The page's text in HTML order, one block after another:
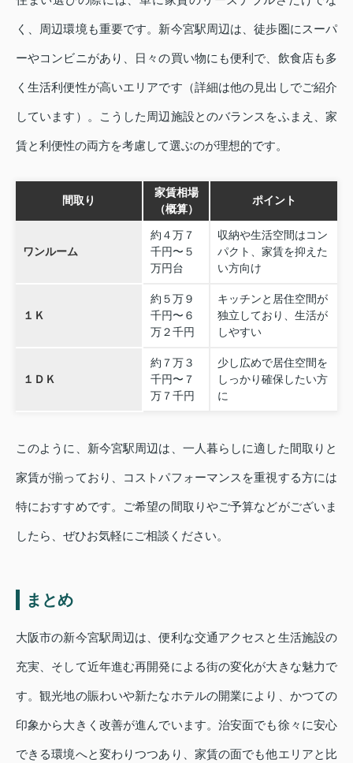
く、周辺環境も重要です。新今宮駅周辺は、徒歩圏にスーパ
ーやコンビニがあり、日々の買い物にも便利で、飲食店も多
く生活利便性が高いエリアです（詳細は他の見出しでご紹介
しています）。こうした周辺施設とのバランスをふまえ、家
賃と利便性の両方を考慮して選ぶのが理想的です。
間取り
家賃相場
（概算）
ポイント
ワンルーム
約４万７
千円〜５
万円台
収納や生活空間はコン
パクト、家賃を抑えた
い方向け
１Ｋ
約５万９
千円〜６
万２千円
キッチンと居住空間が
独立しており、生活が
しやすい
１ＤＫ
約７万３
千円〜７
万７千円
少し広めで居住空間を
しっかり確保したい方
に
このように、新今宮駅周辺は、一人暮らしに適した間取りと
家賃が揃っており、コストパフォーマンスを重視する方には
特におすすめです。ご希望の間取りやご予算などがございま
したら、ぜひお気軽にご相談ください。
まとめ
大阪市の新今宮駅周辺は、便利な交通アクセスと生活施設の
充実、そして近年進む再開発による街の変化が大きな魅力で
す。観光地の賑わいや新たなホテルの開業により、かつての
印象から大きく改善が進んでいます。治安面でも徐々に安心
できる環境へと変わりつつあり、家賃の面でも他エリアと比